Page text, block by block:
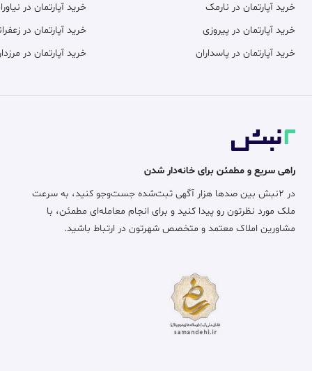
خرید آپارتمان در نارمک
خرید آپارتمان در پیروزی
خرید آپارتمان در پاسداران
خرید آپارتمان در
خرید آپارتمان در
خرید آپارتمان در
راهی سریع و مطمئن برای خانه‌دار شدن
در ۲نبش بین صدها هزار آگهی ثبت‌شده جست‌وجو کنید، به سرعت
ملک مورد نظرتون رو پیدا کنید و برای انجام معامله‌ای مطمئن، با
مشاورین املاک معتمد و متخصص شهرتون در ارتباط باشید.